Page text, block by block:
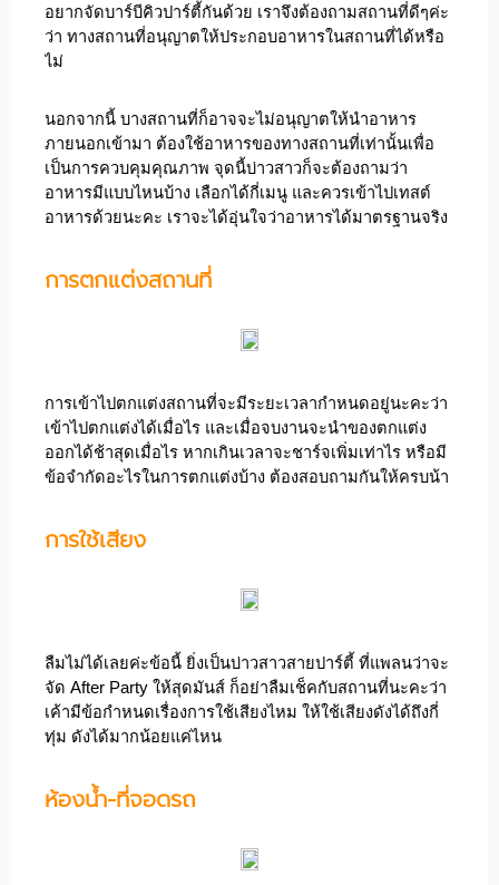
อยากจัดบาร์บีคิวปาร์ตี้กันด้วย เราจึงต้องถามสถานที่ดีๆค่ะ
ว่า ทางสถานที่อนุญาตให้ประกอบอาหารในสถานที่ได้หรือ
ไม่
นอกจากนี้ บางสถานที่ก็อาจจะไม่อนุญาตให้นำอาหาร
ภายนอกเข้ามา ต้องใช้อาหารของทางสถานที่เท่านั้นเพื่อ
เป็นการควบคุมคุณภาพ จุดนี้บ่าวสาวก็จะต้องถามว่า
อาหารมีแบบไหนบ้าง เลือกได้กี่เมนู และควรเข้าไปเทสต์
อาหารด้วยนะคะ เราจะได้อุ่นใจว่าอาหารได้มาตรฐานจริง
การตกแต่งสถานที่
การเข้าไปตกแต่งสถานที่จะมีระยะเวลากำหนดอยู่นะคะว่า
เข้าไปตกแต่งได้เมื่อไร และเมื่อจบงานจะนำของตกแต่ง
ออกได้ช้าสุดเมื่อไร หากเกินเวลาจะชาร์จเพิ่มเท่าไร หรือมี
ข้อจำกัดอะไรในการตกแต่งบ้าง ต้องสอบถามกันให้ครบน้า
การใช้เสียง
ลืมไม่ได้เลยค่ะข้อนี้ ยิ่งเป็นบ่าวสาวสายปาร์ตี้ ที่แพลนว่าจะ
จัด After Party ให้สุดมันส์ ก็อย่าลืมเช็คกับสถานที่นะคะว่า
เค้ามีข้อกำหนดเรื่องการใช้เสียงไหม ให้ใช้เสียงดังได้ถึงกี่
ทุ่ม ดังได้มากน้อยแค่ไหน
ห้องน้ำ-ที่จอดรถ